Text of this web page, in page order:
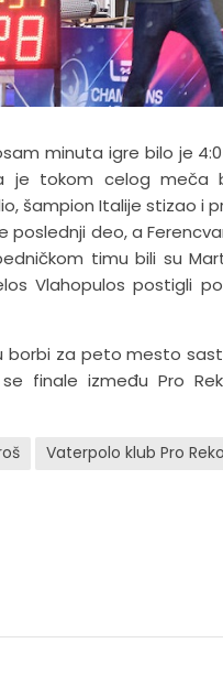
minuta igre bilo je
je tokom celog meča
šampion Italije stizao i
poslednji deo, a
timu bili su
Vlahopulos postigli
borbi za peto mesto
finale između Pro
Vaterpolo klub Pro Reko